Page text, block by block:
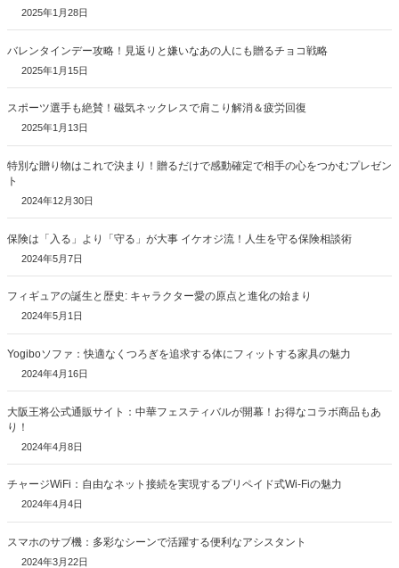
2025年1月28日
バレンタインデー攻略！見返りと嫌いなあの人にも贈るチョコ戦略
2025年1月15日
スポーツ選手も絶賛！磁気ネックレスで肩こり解消＆疲労回復
2025年1月13日
特別な贈り物はこれで決まり！贈るだけで感動確定で相手の心をつかむプレゼン
ト
2024年12月30日
保険は「入る」より「守る」が大事 イケオジ流！人生を守る保険相談術
2024年5月7日
フィギュアの誕生と歴史: キャラクター愛の原点と進化の始まり
2024年5月1日
Yogiboソファ：快適なくつろぎを追求する体にフィットする家具の魅力
2024年4月16日
大阪王将公式通販サイト：中華フェスティバルが開幕！お得なコラボ商品もあ
り！
2024年4月8日
チャージWiFi：自由なネット接続を実現するプリペイド式Wi-Fiの魅力
2024年4月4日
スマホのサブ機：多彩なシーンで活躍する便利なアシスタント
2024年3月22日